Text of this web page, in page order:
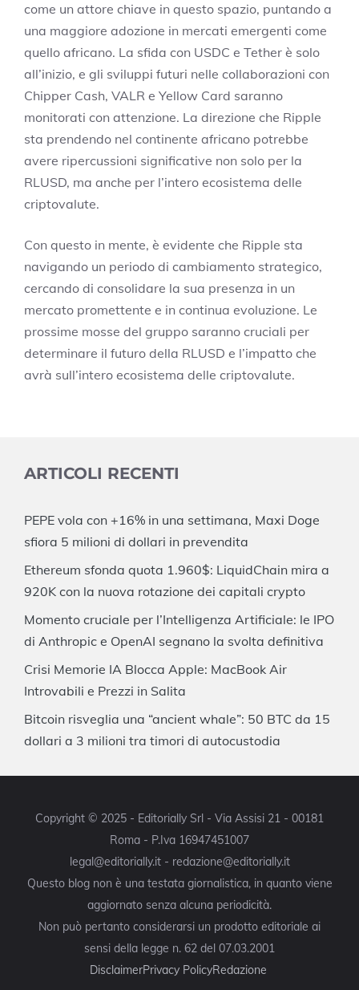
come un attore chiave in questo spazio, puntando a
una maggiore adozione in mercati emergenti come
quello africano. La sfida con USDC e Tether è solo
all’inizio, e gli sviluppi futuri nelle collaborazioni con
Chipper Cash, VALR e Yellow Card saranno
monitorati con attenzione. La direzione che Ripple
sta prendendo nel continente africano potrebbe
avere ripercussioni significative non solo per la
RLUSD, ma anche per l’intero ecosistema delle
criptovalute.
Con questo in mente, è evidente che Ripple sta
navigando un periodo di cambiamento strategico,
cercando di consolidare la sua presenza in un
mercato promettente e in continua evoluzione. Le
prossime mosse del gruppo saranno cruciali per
determinare il futuro della RLUSD e l’impatto che
avrà sull’intero ecosistema delle criptovalute.
ARTICOLI RECENTI
PEPE vola con +16% in una settimana, Maxi Doge
sfiora 5 milioni di dollari in prevendita
Ethereum sfonda quota 1.960$: LiquidChain mira a
920K con la nuova rotazione dei capitali crypto
Momento cruciale per l’Intelligenza Artificiale: le IPO
di Anthropic e OpenAI segnano la svolta definitiva
Crisi Memorie IA Blocca Apple: MacBook Air
Introvabili e Prezzi in Salita
Bitcoin risveglia una “ancient whale”: 50 BTC da 15
dollari a 3 milioni tra timori di autocustodia
Copyright © 2025 - Editorially Srl - Via Assisi 21 - 00181
Roma - P.Iva 16947451007
legal@editorially.it - redazione@editorially.it
Questo blog non è una testata giornalistica, in quanto viene
aggiornato senza alcuna periodicità.
Non può pertanto considerarsi un prodotto editoriale ai
sensi della legge n. 62 del 07.03.2001
DisclaimerPrivacy PolicyRedazione